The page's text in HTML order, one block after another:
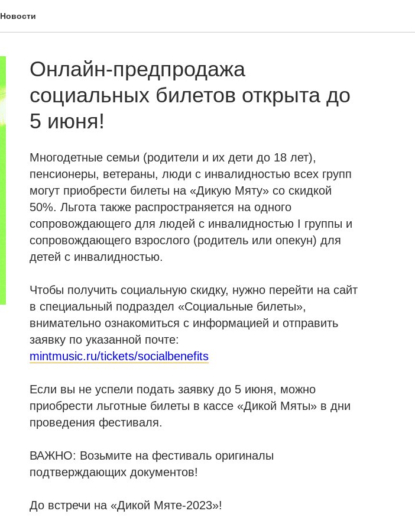
Новости
Онлайн-предпродажа
социальных билетов открыта до
5 июня!
Многодетные семьи (родители и их дети до 18 лет),
пенсионеры, ветераны, люди с инвалидностью всех групп
могут приобрести билеты на «Дикую Мяту» со скидкой
50%. Льгота также распространяется на одного
сопровождающего для людей с инвалидностью I группы и
сопровождающего взрослого (родитель или опекун) для
детей с инвалидностью.
Чтобы получить социальную скидку, нужно перейти на сайт
в специальный подраздел «Социальные билеты»,
внимательно ознакомиться с информацией и отправить
заявку по указанной почте:
mintmusic.ru/tickets/socialbenefits
Если вы не успели подать заявку до 5 июня, можно
приобрести льготные билеты в кассе «Дикой Мяты» в дни
проведения фестиваля.
ВАЖНО: Возьмите на фестиваль оригиналы
подтверждающих документов!
До встречи на «Дикой Мяте-2023»!